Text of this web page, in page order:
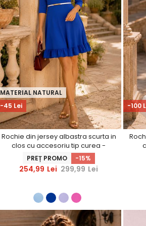
-45 Lei
MATERIAL NATURAL
Rochie din jersey albastra scurta in
clos cu accesoriu tip curea -
StarShinerS
PREȚ PROMO -15%
254,99 Lei 299,99 Lei
-100